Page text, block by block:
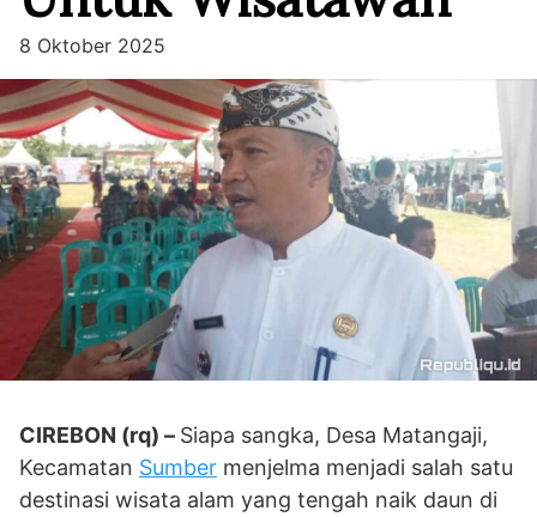
8 Oktober 2025
CIREBON (rq) – Siapa sangka, Desa Matangaji,
Kecamatan Sumber menjelma menjadi salah satu
destinasi wisata alam yang tengah naik daun di